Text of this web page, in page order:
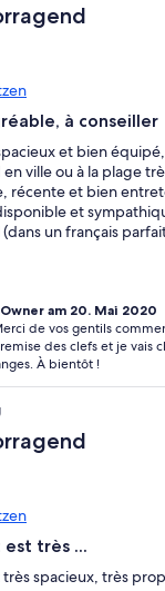
à conseiller
et bien
ville ou à la plage
récente et bien
et
un français
locales, ce qui nous
exemplaire. La
arrivée, en l'absence
l'agence de location,
chèques et cartes
le gérant de l'agence
réviser avant !).
am 20. Mai 2020
de vos gentils
des clefs et je vais
À bientôt !
très ...
spacieux, très